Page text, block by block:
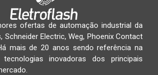
ofertas de automação industrial da
Schneider Electric, Weg, Phoenix Contact
mais de 20 anos sendo referência na
inovadoras dos principais